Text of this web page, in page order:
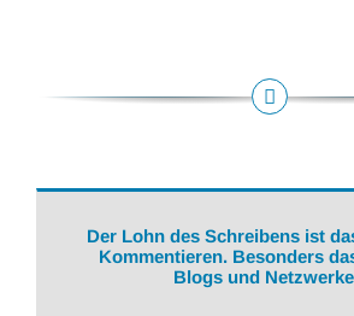
Der Lohn des Schreibens ist
Kommentieren. Besonders
Blogs und